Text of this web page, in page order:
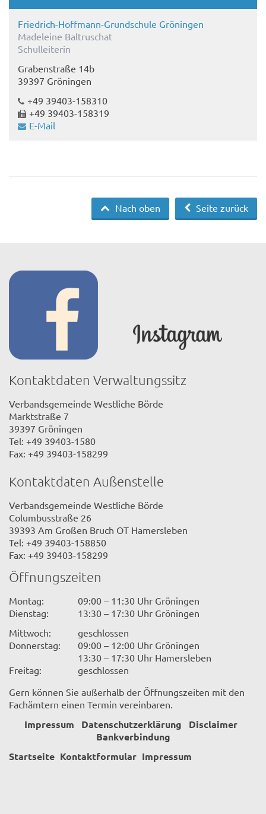
Friedrich-Hoffmann-Grundschule Gröningen
Madeleine Baltruschat
Schulleiterin
Grabenstraße 14b
39397 Gröningen
+49 39403-158310
+49 39403-158319
E-Mail
Seite zurück
Nach oben
Kontaktdaten Verwaltungssitz
Verbandsgemeinde Westliche Börde
Marktstraße 7
39397 Gröningen
Tel: +49 39403-1580
Fax: +49 39403-158299
Kontaktdaten Außenstelle
Verbandsgemeinde Westliche Börde
Columbusstraße 26
39393 Am Großen Bruch OT Hamersleben
Tel: +49 39403-158850
Fax: +49 39403-158299
Öffnungszeiten
Montag:
09:00 – 11:30 Uhr Gröningen
Dienstag:
13:30 – 17:30 Uhr Gröningen
Mittwoch:
geschlossen
Donnerstag:
09:00 – 12:00 Uhr Gröningen
13:30 – 17:30 Uhr Hamersleben
Freitag:
geschlossen
Gern können Sie außerhalb der Öffnungszeiten mit den
Fachämtern einen Termin vereinbaren.
Impressum Datenschutzerklärung
Disclaimer
Bankverbindung
Startseite Kontaktformular Impressum